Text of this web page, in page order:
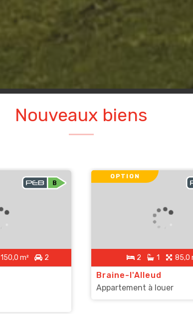
Nouveaux biens
150,0 m² 2 2 1 85,0
OPTION
Braine-l'Alleud
Appartement à louer